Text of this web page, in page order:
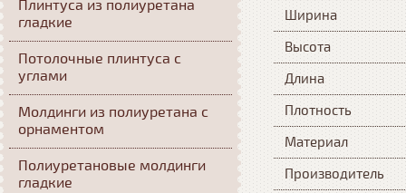
Ширина
Высота
Длина
Плотность
Материал
Производитель
Плинтуса из полиуретана
гладкие
Потолочные плинтуса с
углами
Молдинги из полиуретана с
орнаментом
Полиуретановые молдинги
гладкие